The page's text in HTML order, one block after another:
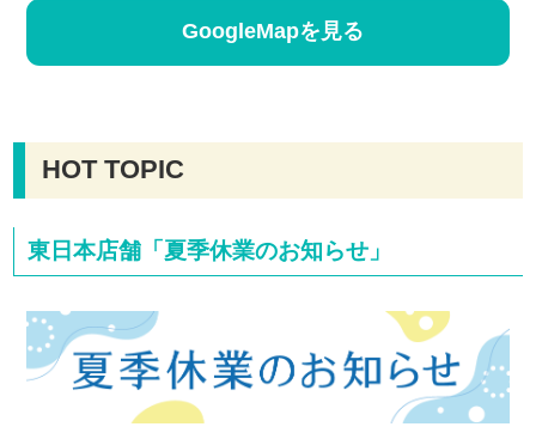
GoogleMapを見る
HOT TOPIC
東日本店舗「夏季休業のお知らせ」